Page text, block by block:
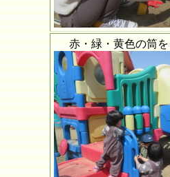
赤・緑・黄色の筒